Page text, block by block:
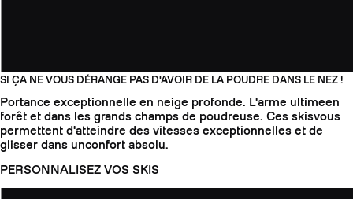
SI ÇA NE VOUS DÉRANGE PAS D'AVOIR DE LA POUDRE DANS LE NEZ !
Portance exceptionnelle en neige profonde. L'arme ultimeen ​​
forêt et dans les grands champs de poudreuse. Ces skisvous
permettent d'atteindre des vitesses exceptionnelles et de
glisser dans unconfort absolu.
PERSONNALISEZ VOS SKIS